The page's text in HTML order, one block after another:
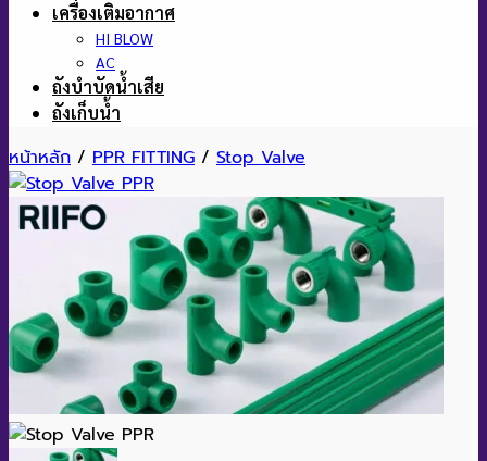
เครื่องเติมอากาศ
HI BLOW
AC
ถังบำบัดน้ำเสีย
ถังเก็บน้ำ
หน้าหลัก / PPR FITTING / Stop Valve